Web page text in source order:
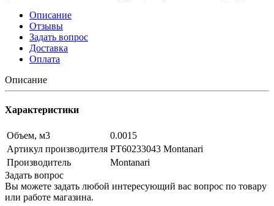
Описание
Отзывы
Задать вопрос
Доставка
Оплата
Описание
Характеристики
Объем, м3
0.0015
Артикул производителя PT60233043 Montanari
Производитель
Montanari
Задать вопрос
Вы можете задать любой интересующий вас вопрос по товару
или работе магазина.